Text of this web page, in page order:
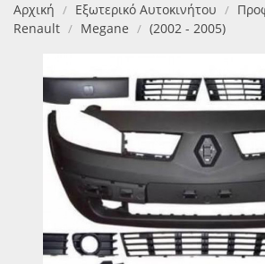
Αρχική / Εξωτερικό Αυτοκινήτου /
Renault / Megane / (2002 - 2005)